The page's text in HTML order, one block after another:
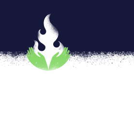
Cinco remedios aliados en la
porPamela Ballesteros
CUERPO ES MÍO
[vc_row type=»in_container»